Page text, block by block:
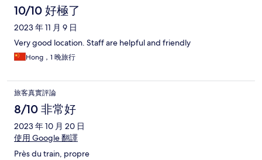
10/10 好極了
2023 年 11 月 9 日
Very good location. Staff are helpful and friendly
Hong，1 晚旅行
旅客真實評論
8/10 非常好
2023 年 10 月 20 日
使用 Google 翻譯
Près du train, propre